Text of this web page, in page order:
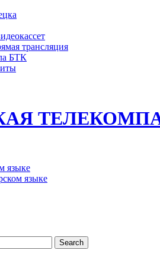
трансляция
БТК
языке
языке